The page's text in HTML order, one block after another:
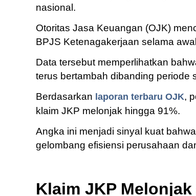
nasional.
Otoritas Jasa Keuangan (OJK)
BPJS Ketenagakerjaan selama
Data tersebut memperlihatkan
terus bertambah dibanding periode
Berdasarkan laporan terbaru OJK,
klaim JKP melonjak hingga 91%.
Angka ini menjadi sinyal kuat
gelombang efisiensi perusahaan
Klaim JKP Melonjak